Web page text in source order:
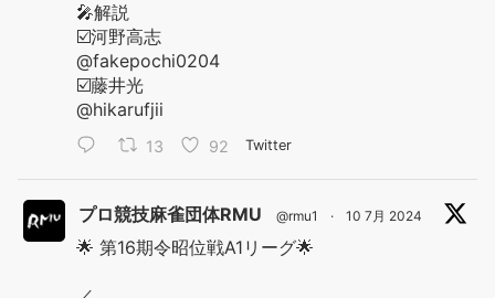
🎤解説
☑️河野高志
@fakepochi0204
☑️藤井光
@hikarufjii
13 92 Twitter
プロ競技麻雀団体RMU @rmu1 · 10 7月 2024
🌟 第16期令昭位戦A1リーグ🌟